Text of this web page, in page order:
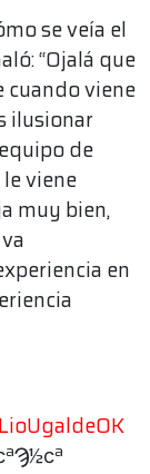
se veía el
“Ojalá que
cuando viene
ilusionar
de
viene
muy bien,
en